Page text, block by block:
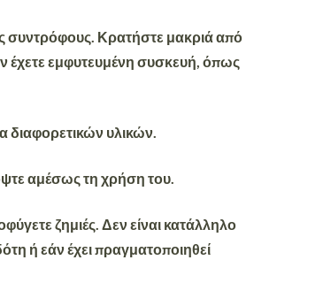
συντρόφους. Κρατήστε μακριά από
έχετε εμφυτευμένη συσκευή, όπως
διαφορετικών υλικών.
αμέσως τη χρήση του.
ζημιές. Δεν είναι κατάλληλο
ή εάν έχει πραγματοποιηθεί